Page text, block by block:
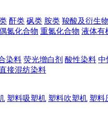
酐类 砜类 胺类 羧酸及衍生物
氮化合物 重氮化合物 液体有
染料 荧光增白剂 酸性染料 中
接混纺染料
塑料吸塑机 塑料吹塑机 塑料